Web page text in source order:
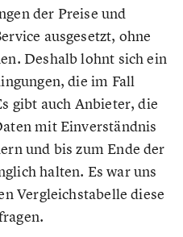
der Preise und
ausgesetzt, ohne
Deshalb lohnt sich ein
die im Fall
gibt auch Anbieter, die
mit Einverständnis
und bis zum Ende der
halten. Es war uns
Vergleichstabelle diese